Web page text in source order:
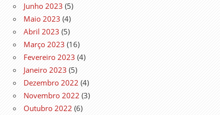
Junho 2023 (5)
Maio 2023 (4)
Abril 2023 (5)
Março 2023 (16)
Fevereiro 2023 (4)
Janeiro 2023 (5)
Dezembro 2022 (4)
Novembro 2022 (3)
Outubro 2022 (6)